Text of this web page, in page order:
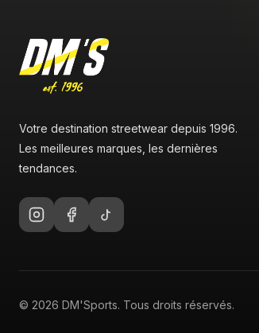
Votre destination streetwear depuis 1996.
Les meilleures marques, les dernières
tendances.
© 2026 DM'Sports. Tous droits réservés.